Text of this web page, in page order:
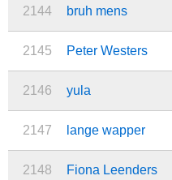
2144 bruh mens
2145 Peter Westers
2146 yula
2147 lange wapper
2148 Fiona Leenders